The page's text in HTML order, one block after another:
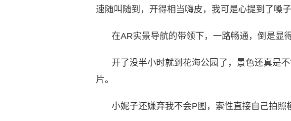
速随叫随到，开得相当嗨皮，我可是心提到了嗓
在AR实景导航的带领下，一路畅通，倒是显
开了没半小时就到花海公园了，景色还真是
片。
小妮子还嫌弃我不会P图，索性直接自己拍照